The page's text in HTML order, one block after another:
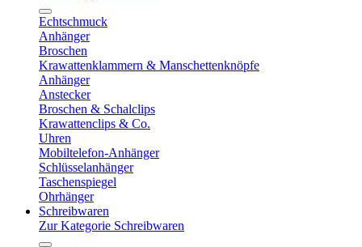
Echtschmuck
Anhänger
Broschen
Krawattenklammern & Manschettenknöpfe
Anhänger
Anstecker
Broschen & Schalclips
Krawattenclips & Co.
Uhren
Mobiltelefon-Anhänger
Schlüsselanhänger
Taschenspiegel
Ohrhänger
Schreibwaren
Zur Kategorie Schreibwaren